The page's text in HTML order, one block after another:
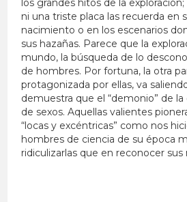
los grandes hitos de la
ni una triste placa las recuerda en
nacimiento o en los escenarios
sus hazañas. Parece que la
mundo, la búsqueda de lo
de hombres. Por fortuna, la otra
protagonizada por ellas, va
demuestra que el “demonio” de la
de sexos. Aquellas valientes
“locas y excéntricas” como nos
hombres de ciencia de su época
ridiculizarlas que en reconocer sus